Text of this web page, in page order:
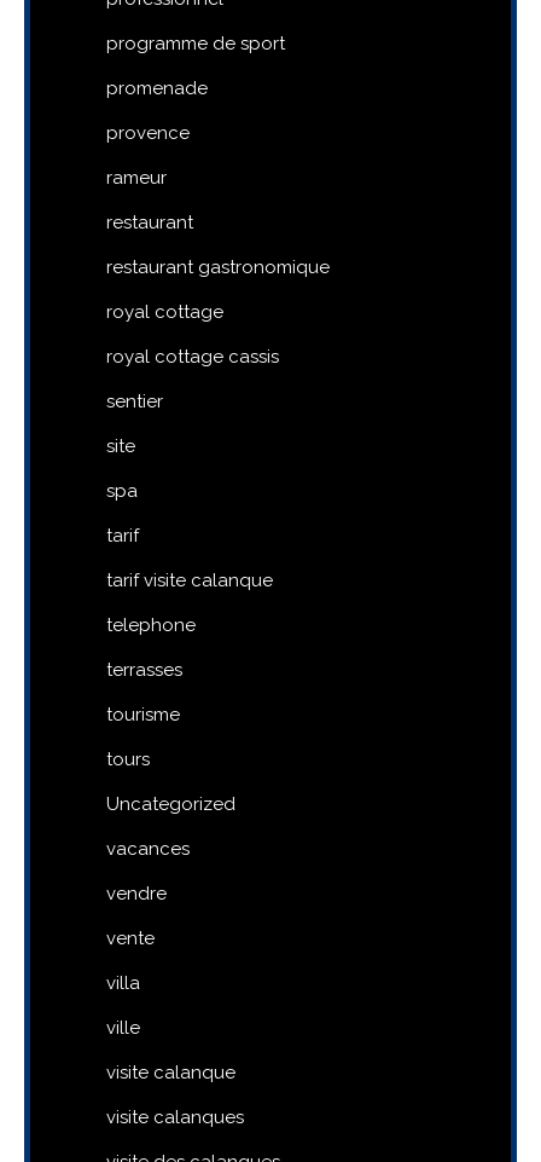
programme de sport
promenade
provence
rameur
restaurant
restaurant gastronomique
royal cottage
royal cottage cassis
sentier
site
spa
tarif
tarif visite calanque
telephone
terrasses
tourisme
tours
Uncategorized
vacances
vendre
vente
villa
ville
visite calanque
visite calanques